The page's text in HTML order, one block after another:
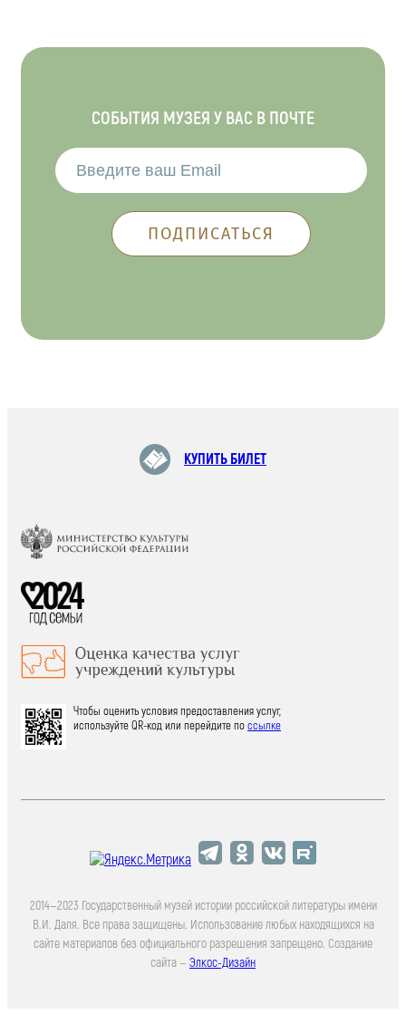
СОБЫТИЯ МУЗЕЯ У ВАС В ПОЧТЕ
КУПИТЬ БИЛЕТ
Чтобы оценить условия предоставления услуг,
используйте QR-код или перейдите поссылке
2014—2023 Государственный музей истории российской литературы имени
В.И. Даля. Все права защищены. Использование любых находящихся на
сайте материалов без официального разрешения запрещено. Создание
сайта — Элкос-Дизайн